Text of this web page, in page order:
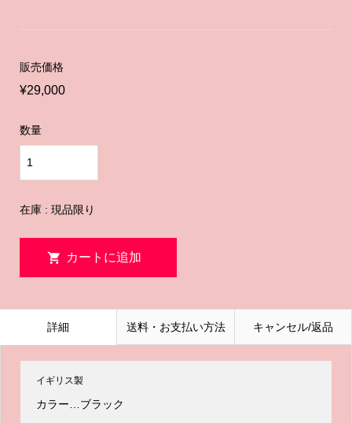
販売価格
¥29,000
数量
在庫 : 現品限り
詳細 送料・お支払い方法 キャンセル/返品
イギリス製
カラー…ブラック